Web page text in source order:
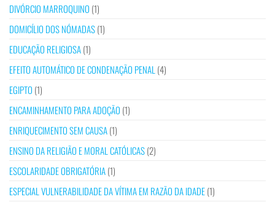
DIVÓRCIO MARROQUINO (1)
DOMICÍLIO DOS NÓMADAS(1)
EDUCAÇÃO RELIGIOSA(1)
EFEITO AUTOMÁTICO DE CONDENAÇÃO PENAL (4)
EGIPTO (1)
ENCAMINHAMENTO PARA ADOÇÃO (1)
ENRIQUECIMENTO SEM CAUSA(1)
ENSINO DA RELIGIÃO E MORAL CATÓLICAS(2)
ESCOLARIDADE OBRIGATÓRIA(1)
ESPECIAL VULNERABILIDADE DA VÍTIMA EM RAZÃO DA IDADE(1)